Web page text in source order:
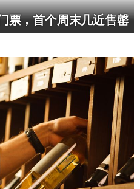
票，首个周末几近售罄